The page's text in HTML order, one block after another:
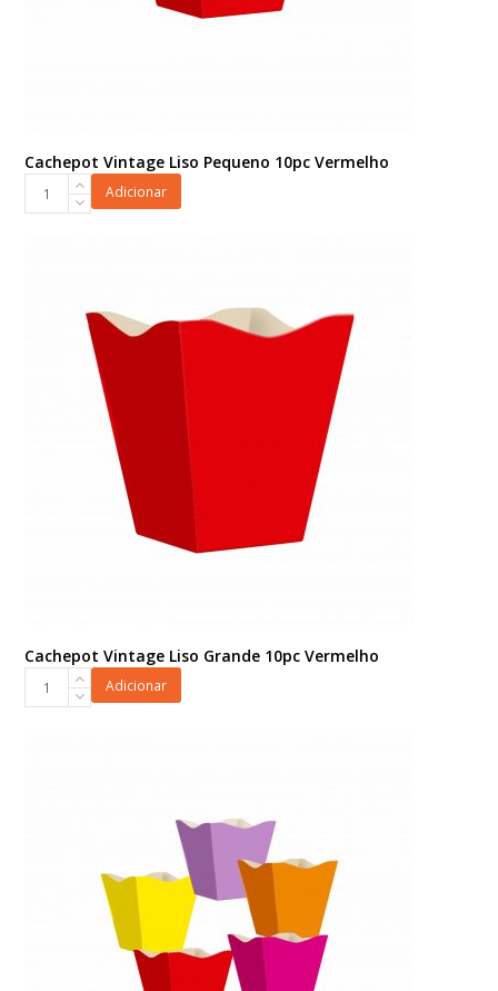
Cachepot Vintage Liso Pequeno 10pc Vermelho
Cachepot
quantidade
Adicionar
Cachepot Vintage Liso Grande 10pc Vermelho
Cachepot
Adicionar